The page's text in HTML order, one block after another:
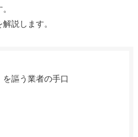
説します。
を謳う業者の手口